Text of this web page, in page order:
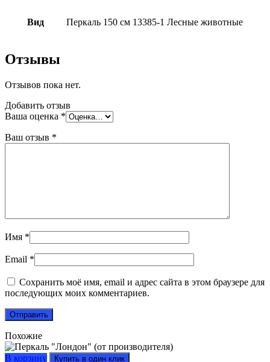
Вид Перкаль 150 см 13385-1 Лесные животные
Отзывы
Отзывов пока нет.
Добавить отзыв
Ваша оценка *
Ваш отзыв *
Имя *
Email *
Сохранить моё имя, email и адрес сайта в этом браузере для
последующих моих комментариев.
Похожие
В корзину Купить в один клик